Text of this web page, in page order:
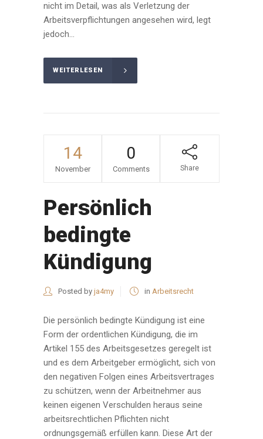
nicht im Detail, was als Verletzung der
Arbeitsverpflichtungen angesehen wird, legt
jedoch...
WEITERLESEN
14
November
0
Comments Share
Persönlich
bedingte
Kündigung
Posted by ja4my in Arbeitsrecht
Die persönlich bedingte Kündigung ist eine
Form der ordentlichen Kündigung, die im
Artikel 155 des Arbeitsgesetzes geregelt ist
und es dem Arbeitgeber ermöglicht, sich von
den negativen Folgen eines Arbeitsvertrages
zu schützen, wenn der Arbeitnehmer aus
keinen eigenen Verschulden heraus seine
arbeitsrechtlichen Pflichten nicht
ordnungsgemäß erfüllen kann. Diese Art der